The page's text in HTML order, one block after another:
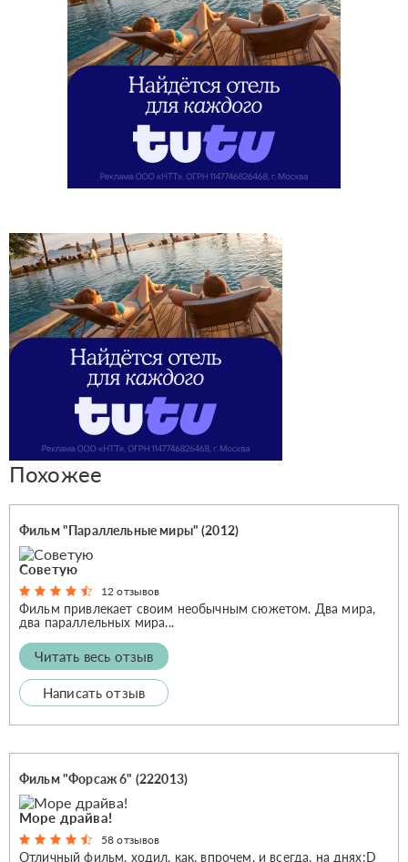
Похожее
Фильм "Параллельные миры" (2012)
Советую
12 отзывов
Фильм привлекает своим необычным сюжетом. Два мира,
два параллельных мира...
Читать весь отзыв
Написать отзыв
Фильм "Форсаж 6" (222013)
Море драйва!
58 отзывов
Отличный фильм, ходил, как, впрочем, и всегда, на днях:D